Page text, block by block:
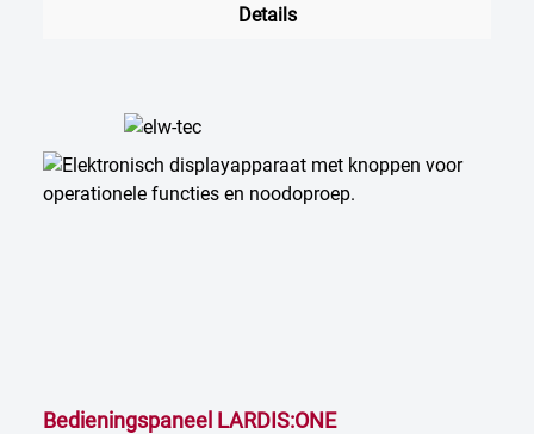
Details
Bedieningspaneel LARDIS:ONE